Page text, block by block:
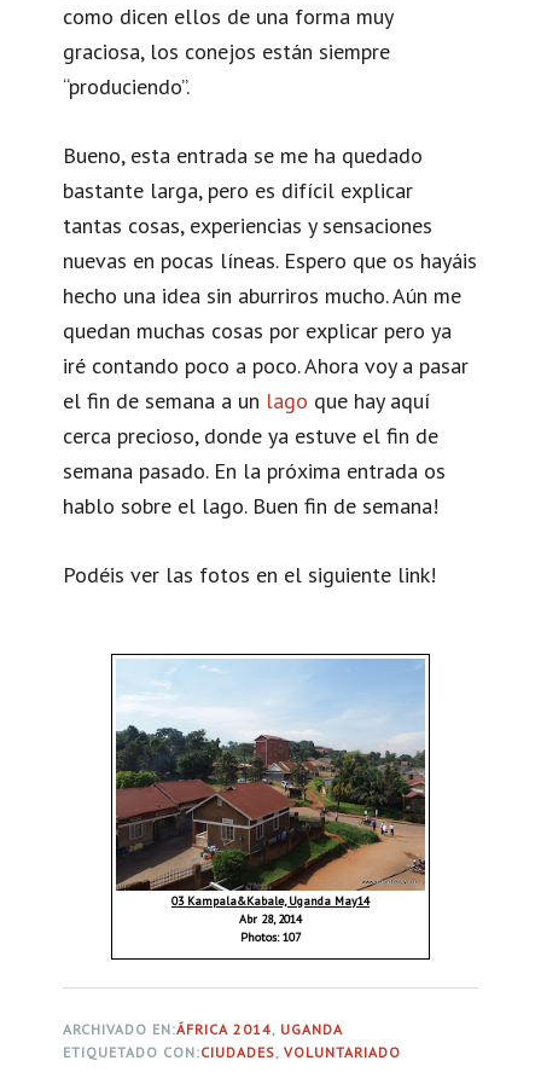
como dicen ellos de una forma muy
graciosa, los conejos están siempre
“produciendo”.
Bueno, esta entrada se me ha quedado
bastante larga, pero es difícil explicar
tantas cosas, experiencias y sensaciones
nuevas en pocas líneas. Espero que os hayáis
hecho una idea sin aburriros mucho. Aún me
quedan muchas cosas por explicar pero ya
iré contando poco a poco. Ahora voy a pasar
el fin de semana a un lago que hay aquí
cerca precioso, donde ya estuve el fin de
semana pasado. En la próxima entrada os
hablo sobre el lago. Buen fin de semana!
Podéis ver las fotos en el siguiente link!
03 Kampala&Kabale, Uganda May14
Abr 28, 2014
Photos: 107
ARCHIVADO EN:ÁFRICA 2014, UGANDA
ETIQUETADO CON:CIUDADES,VOLUNTARIADO